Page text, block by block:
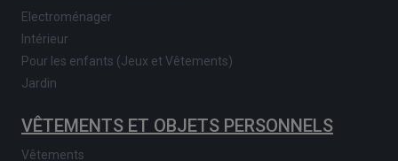
Electroménager
Intérieur
Pour les enfants (Jeux et Vêtements)
Jardin
VÊTEMENTS ET OBJETS PERSONNELS
Vêtements